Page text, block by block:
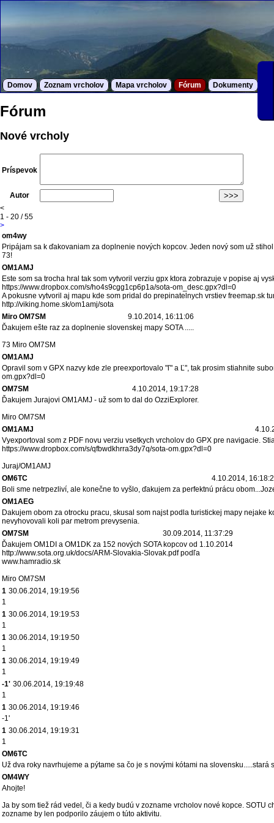
Domov Zoznam vrcholov Mapa vrcholov Fórum Dokumenty
Fórum
Nové vrcholy
Príspevok
Autor
<
1 - 20 / 55
>
om4wy
Pripájam sa k ďakovaniam za doplnenie nových kopcov. Jeden nový som už
73!
OM1AMJ
Este som sa trocha hral tak som vytvoril verziu gpx ktora zobrazuje v popise aj
https://www.dropbox.com/s/ho4s9cgg1cp6p1a/sota-om_desc.gpx?dl=0
A pokusne vytvoril aj mapu kde som pridal do prepinatelnych vrstiev freemap.sk
http://viking.home.sk/om1amj/sota
Miro OM7SM
9.10.2014, 16:11:06
Ďakujem ešte raz za doplnenie slovenskej mapy SOTA .....
73 Miro OM7SM
OM1AMJ
Opravil som v GPX nazvy kde zle preexportovalo "ľ" a Ľ", tak prosim stiahnite
om.gpx?dl=0
OM7SM
4.10.2014, 19:17:28
Ďakujem Jurajovi OM1AMJ - už som to dal do OzziExplorer.
Miro OM7SM
OM1AMJ
Vyexportoval som z PDF novu verziu vsetkych vrcholov do GPX pre navigacie.
https://www.dropbox.com/s/qfbwdkhrra3dy7q/sota-om.gpx?dl=0
Juraj/OM1AMJ
OM6TC
4.10.2014,
Boli sme netrpezliví, ale konečne to vyšlo, ďakujem za perfektnú prácu
OM1AEG
Dakujem obom za otrocku pracu, skusal som najst podla turistickej mapy nejake
nevyhovovali koli par metrom prevysenia.
OM7SM
30.09.2014, 11:37:29
Ďakujem OM1DI a OM1DK za 152 nových SOTA kopcov od 1.10.2014
http://www.sota.org.uk/docs/ARM-Slovakia-Slovak.pdf podľa
www.hamradio.sk
Miro OM7SM
1 30.06.2014, 19:19:56
1
1 30.06.2014, 19:19:53
1
1 30.06.2014, 19:19:50
1
1 30.06.2014, 19:19:49
1
-1' 30.06.2014, 19:19:48
1
1 30.06.2014, 19:19:46
-1'
1 30.06.2014, 19:19:31
1
OM6TC
Už dva roky navrhujeme a pýtame sa čo je s novými kótami na slovensku.....stará
OM4WY
Ahojte!
Ja by som tiež rád vedel, či a kedy budú v zozname vrcholov nové kopce. SOTU
zozname by len podporilo záujem o túto aktivitu.